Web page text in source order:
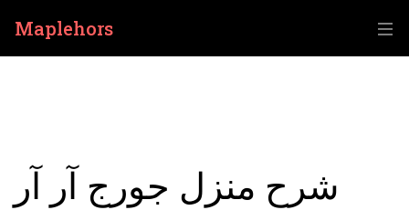
Maplehors
شرح منزل جورج آر آر